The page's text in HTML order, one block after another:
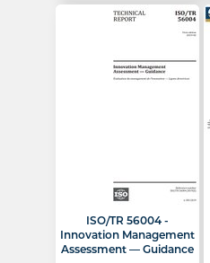
ISO/TR 56004 -
Innovation Management
Assessment — Guidance